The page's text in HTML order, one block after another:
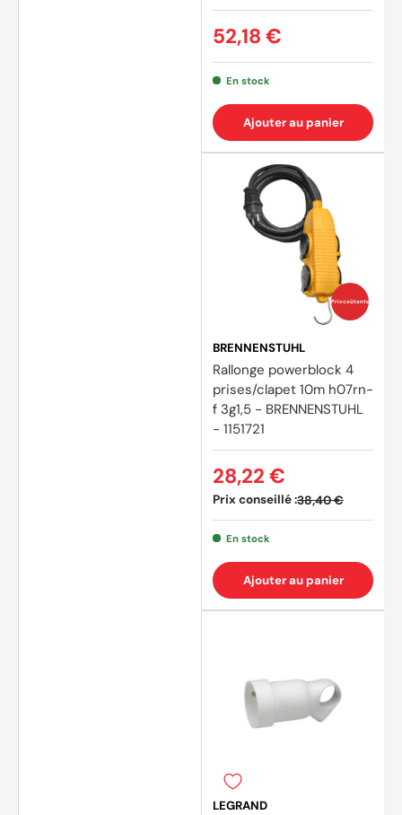
52,18 €
En stock
Ajouter au panier
Prix coûtants
BRENNENSTUHL
Rallonge powerblock 4
prises/clapet 10m h07rn-
f 3g1,5 - BRENNENSTUHL
- 1151721
Prix conseillé :38,40 €
28,22 €
En stock
Ajouter au panier
LEGRAND